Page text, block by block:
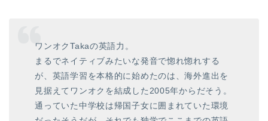
ワンオクTakaの英語力。
まるでネイティブみたいな発音で惚れ惚れする
が、英語学習を本格的に始めたのは、海外進出を
見据えてワンオクを結成した2005年からだそう。
通っていた中学校は帰国子女に囲まれていた環境